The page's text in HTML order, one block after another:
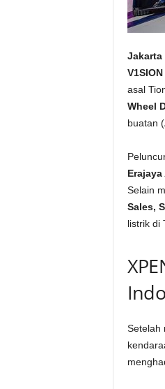
Jakarta
asal
Wheel
buatan
Selain
Sales,
listrik di
Setelah